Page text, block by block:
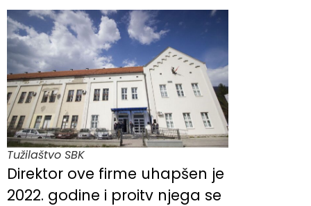
Tužilaštvo SBK
Direktor ove firme uhapšen je
2022. godine i proitv njega se